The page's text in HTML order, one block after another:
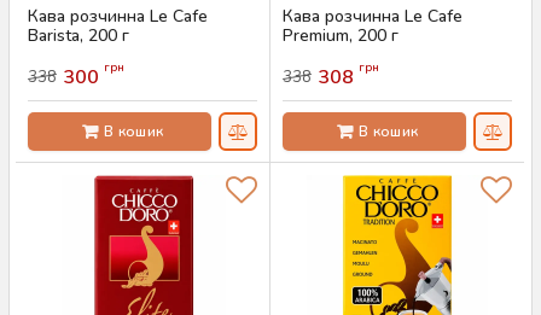
Кава розчинна Le Cafe
Barista, 200 г
338 300 грн
В кошик
Кава розчинна Le Cafe
Premium, 200 г
338 308 грн
В кошик